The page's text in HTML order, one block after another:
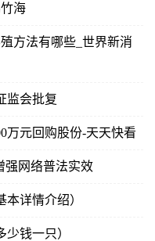
海
方法有哪些_世界新消
监会批复
万元回购股份-天天快看
强网络普法实效
详情介绍）
钱一只）